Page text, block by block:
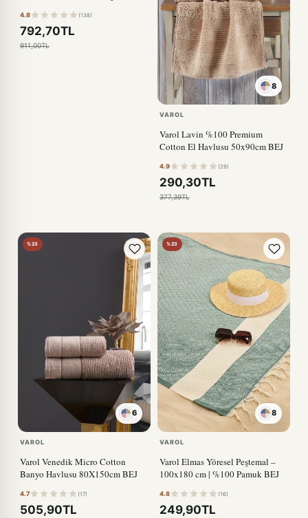
4.8 (138)
792,70TL
911,00TL
8
VAROL
Varol Lavin %100 Premium
Cotton El Havlusu 50x90cm BEJ
4.9 (29)
290,30TL
377,39TL
%23
6
VAROL
Varol Venedik Micro Cotton
Banyo Havlusu 80X150cm BEJ
4.7 (17)
505,90TL
%23
8
BEJ
VAROL
Varol Elmas Yöresel Peştemal –
100x180 cm | %100 Pamuk BEJ
4.8 (16)
249,90TL